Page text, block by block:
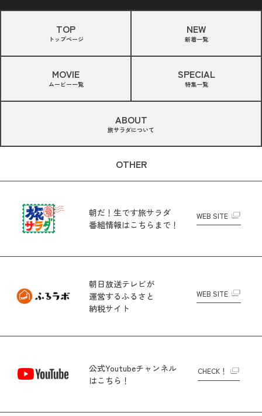
TOP
トップページ
NEW
新着一覧
MOVIE
ムービー一覧
SPECIAL
特集一覧
ABOUT
旅サラダについて
OTHER
朝だ！生です旅サラダ
番組情報はこちらまで！
WEB SITE
朝日放送テレビが
運営するふるさと
納税サイト
WEB SITE
公式Youtubeチャンネル
はこちら！
CHECK！